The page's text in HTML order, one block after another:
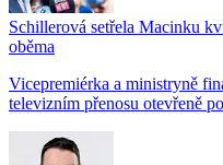
Schillerová setřela Macinku
oběma
Vicepremiérka a ministryně
televizním přenosu otevřeně